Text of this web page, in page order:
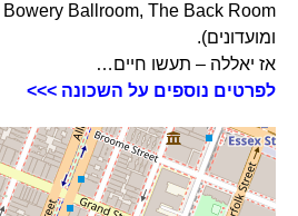
ומועדונים).
אז יאללה – תעשו חיים…
לפרטים נוספים על השכונה >>>